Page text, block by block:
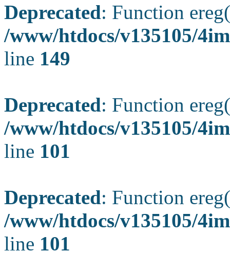
Deprecated: Function
/www/htdocs/v135105/
line 149
Deprecated: Function
/www/htdocs/v135105/
line 101
Deprecated: Function
/www/htdocs/v135105/
line 101